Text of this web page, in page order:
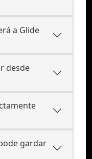
a Glide
desde
gardar